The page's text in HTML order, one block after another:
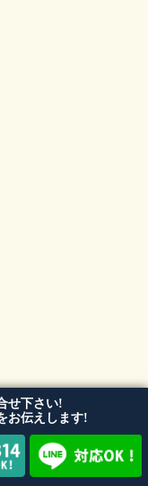
せ下さい!
お伝えします!